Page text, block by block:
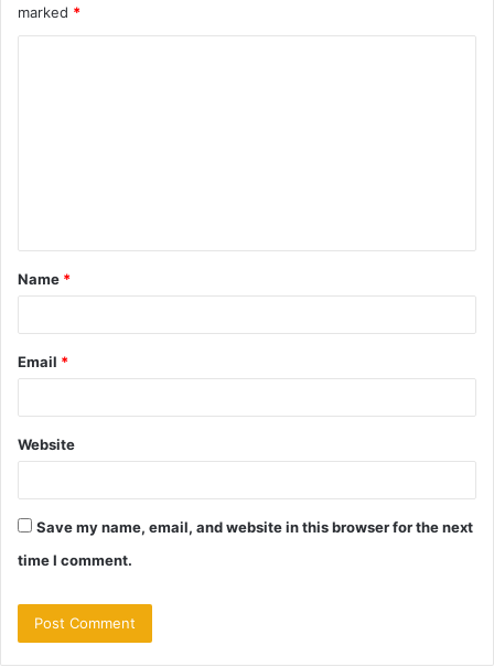
marked *
t
*
Name *
Email *
Website
Save my name, email, and website in this browser for the next
time I comment.